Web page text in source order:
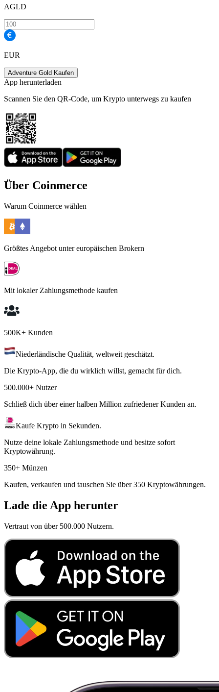
AGLD
EUR
Adventure Gold Kaufen
App herunterladen
Scannen Sie den QR-Code, um Krypto unterwegs zu kaufen
Über Coinmerce
Warum Coinmerce wählen
Größtes Angebot unter europäischen Brokern
Mit lokaler Zahlungsmethode kaufen
500K+ Kunden
Niederländische Qualität, weltweit geschätzt.
Die Krypto-App, die du wirklich willst, gemacht für dich.
500.000+ Nutzer
Schließ dich über einer halben Million zufriedener Kunden an.
Kaufe Krypto in Sekunden.
Nutze deine lokale Zahlungsmethode und besitze sofort
Kryptowährung.
350+ Münzen
Kaufen, verkaufen und tauschen Sie über 350 Kryptowährungen.
Lade die App herunter
Vertraut von über 500.000 Nutzern.